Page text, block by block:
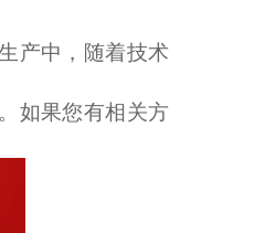
产中，随着技术
如果您有相关方